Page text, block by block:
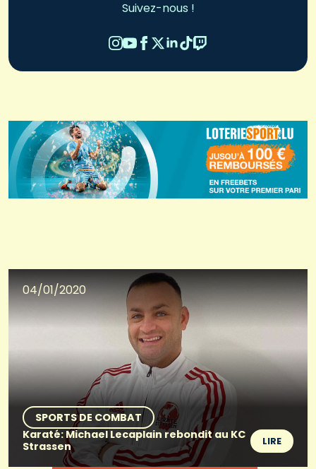
Suivez-nous !
04/01/2020
SPORTS DE COMBAT
Karaté: Michael Lecaplain rebondit au KC
Strassen
LIRE